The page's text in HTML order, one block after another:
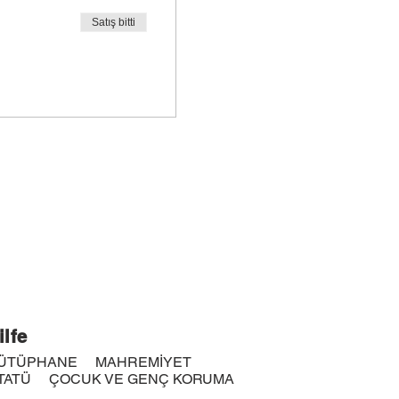
Satış bitti
MAHREMİYET
ÇOCUK VE GENÇ KORUMA